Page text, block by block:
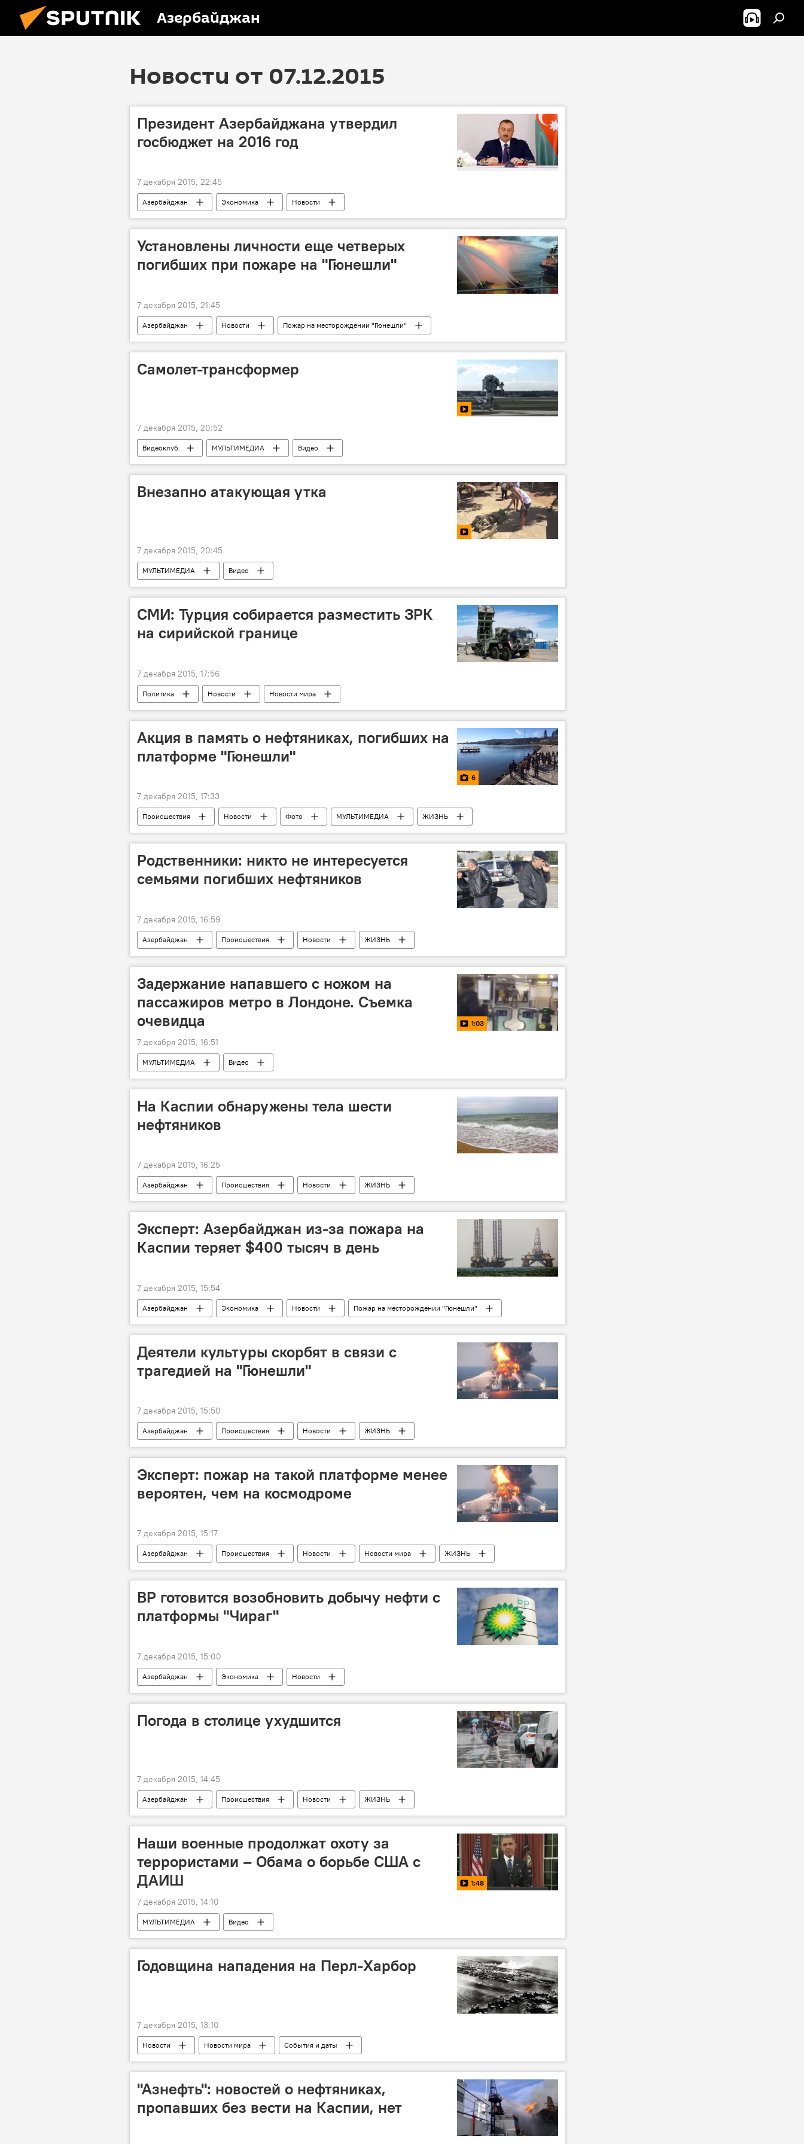
Азербайджан
Новости от 07.12.2015
Президент Азербайджана утвердил
госбюджет на 2016 год
7 декабря 2015, 22:45
Азербайджан Экономика Новости
Установлены личности еще четверых
погибших при пожаре на "Гюнешли"
7 декабря 2015, 21:45
Азербайджан Новости Пожар на месторождении "Гюнешли"
Самолет-трансформер
7 декабря 2015, 20:52
Видеоклуб МУЛЬТИМЕДИА Видео
Внезапно атакующая утка
7 декабря 2015, 20:45
МУЛЬТИМЕДИА Видео
СМИ: Турция собирается разместить ЗРК
на сирийской границе
7 декабря 2015, 17:56
Политика Новости Новости мира
Акция в память о нефтяниках, погибших на
платформе "Гюнешли"
6
7 декабря 2015, 17:33
Происшествия Новости Фото МУЛЬТИМЕДИА ЖИЗНЬ
Родственники: никто не интересуется
семьями погибших нефтяников
7 декабря 2015, 16:59
Азербайджан Происшествия Новости
ЖИЗНЬ
Пожар на месторождении "Гюнешли"
Задержание напавшего с ножом на
пассажиров метро в Лондоне. Съемка
очевидца
1:03
7 декабря 2015, 16:51
МУЛЬТИМЕДИА Видео
На Каспии обнаружены тела шести
нефтяников
7 декабря 2015, 16:25
Азербайджан Происшествия Новости
ЖИЗНЬ
Пожар на месторождении "Гюнешли"
Эксперт: Азербайджан из-за пожара на
Каспии теряет $400 тысяч в день
7 декабря 2015, 15:54
Азербайджан Экономика Новости Пожар на месторождении "Гюнешли"
Деятели культуры скорбят в связи с
трагедией на "Гюнешли"
7 декабря 2015, 15:50
Азербайджан Происшествия Новости ЖИЗНЬ
Эксперт: пожар на такой платформе менее
вероятен, чем на космодроме
7 декабря 2015, 15:17
Азербайджан Происшествия Новости Новости мира
ЖИЗНЬ
Пожар на месторождении "Гюнешли"
BP готовится возобновить добычу нефти с
платформы "Чираг"
7 декабря 2015, 15:00
Азербайджан Экономика Новости
Погода в столице ухудшится
7 декабря 2015, 14:45
Азербайджан Происшествия Новости ЖИЗНЬ
Наши военные продолжат охоту за
террористами – Обама о борьбе США с
ДАИШ
1:48
7 декабря 2015, 14:10
МУЛЬТИМЕДИА Видео
Годовщина нападения на Перл-Харбор
7 декабря 2015, 13:10
Новости Новости мира События и даты
"Азнефть": новостей о нефтяниках,
пропавших без вести на Каспии, нет